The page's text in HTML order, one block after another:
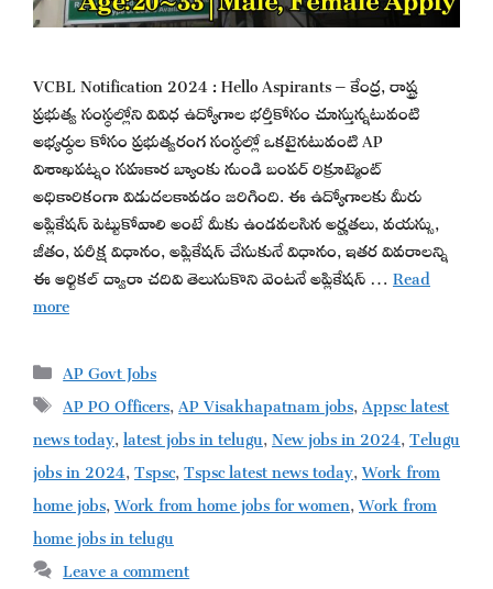
VCBL Notification 2024 : Hello Aspirants – కేంద్ర, రాష్ట్ర
ప్రభుత్వ సంస్థల్లోని వివిధ ఉద్యోగాల భర్తీకోసం చూస్తున్నటువంటి
అభ్యర్థుల కోసం ప్రభుత్వరంగ సంస్థల్లో ఒకటైనటువంటి AP
విశాఖపట్నం సహకార బ్యాంకు నుండి బంపర్ రిక్రూట్మెంట్
అధికారికంగా విడుదలకావడం జరిగింది. ఈ ఉద్యోగాలకు మీరు
అప్లికేషన్ పెట్టుకోవాలి అంటే మీకు ఉండవలసిన అర్హతలు, వయస్సు,
జీతం, పరీక్ష విధానం, అప్లికేషన్ చేసుకునే విధానం, ఇతర వివరాలన్ని
ఈ ఆర్టికల్ ద్వారా చదివి తెలుసుకొని వెంటనే అప్లికేషన్ …Read
more
Categories
AP Govt Jobs
Tags
AP PO Officers,AP Visakhapatnam jobs,Appsc latest
news today,latest jobs in telugu,New jobs in 2024,Telugu
jobs in 2024,Tspsc,Tspsc latest news today,Work from
home jobs,Work from home jobs for women,Work from
home jobs in telugu
Leave a comment